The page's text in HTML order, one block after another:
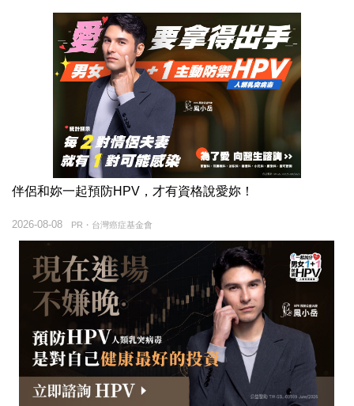
伴侶和妳一起預防HPV，才有資格說愛妳！
PR・台灣癌症基金會
2026-08-08